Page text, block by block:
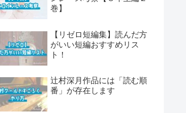
巻】
【リゼロ短編集】読んだ方
がいい短編おすすめリス
ト！
辻村深月作品には「読む順
番」が存在します